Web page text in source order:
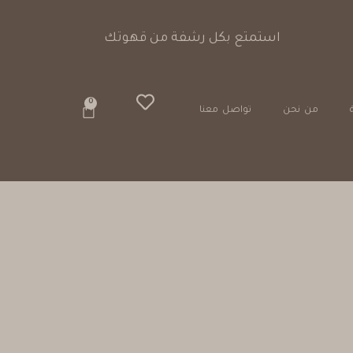
من نحن تواصل معنا
0